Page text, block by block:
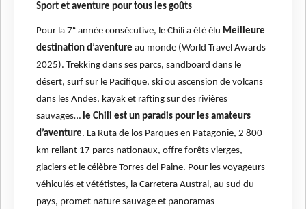
Sport et aventure pour tous les goûts
Pour la 7ᵉ année consécutive, le Chili a été élu Meilleure
destination d’aventure au monde (World Travel Awards
2025). Trekking dans ses parcs, sandboard dans le
désert, surf sur le Pacifique, ski ou ascension de volcans
dans les Andes, kayak et rafting sur des rivières
sauvages… le Chili est un paradis pour les amateurs
d’aventure. La Ruta de los Parques en Patagonie, 2 800
km reliant 17 parcs nationaux, offre forêts vierges,
glaciers et le célèbre Torres del Paine. Pour les voyageurs
véhiculés et vététistes, la Carretera Austral, au sud du
pays, promet nature sauvage et panoramas